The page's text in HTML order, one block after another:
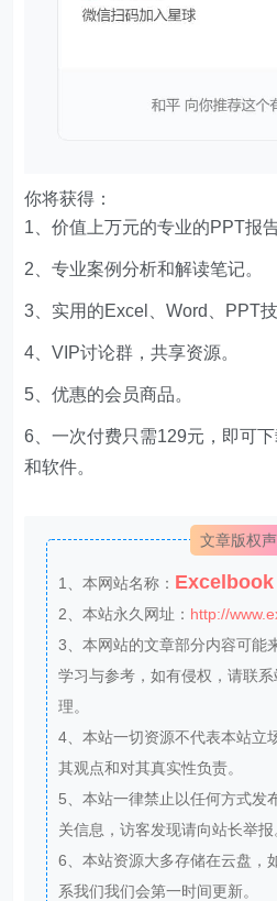
你将获得：
1、价值上万元的专业的PPT报告
2、专业案例分析和解读笔记。
3、实用的Excel、Word、PPT技
4、VIP讨论群，共享资源。
5、优惠的会员商品。
6、一次付费只需129元，即可
和软件。
文章版权
1、本网站名称： Excelbook
2、本站永久网址： http://
3、本网站的文章部分内容可能
学习与参考，如有侵权，请联
理。
4、本站一切资源不代表本站立
其观点和对其真实性负责。
5、本站一律禁止以任何方式发
关信息，访客发现请向站长举报
6、本站资源大多存储在云盘，
系我们我们会第一时间更新。